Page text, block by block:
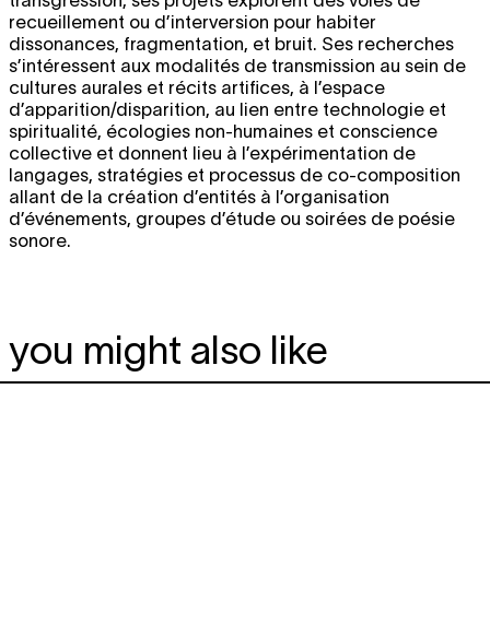
recueillement ou d’interversion pour habiter
dissonances, fragmentation, et bruit. Ses recherches
s’intéressent aux modalités de transmission au sein de
cultures aurales et récits artifices, à l’espace
d’apparition/disparition, au lien entre technologie et
spiritualité, écologies non-humaines et conscience
collective et donnent lieu à l’expérimentation de
langages, stratégies et processus de co-composition
allant de la création d’entités à l’organisation
d’événements, groupes d’étude ou soirées de poésie
sonore.
you might also like